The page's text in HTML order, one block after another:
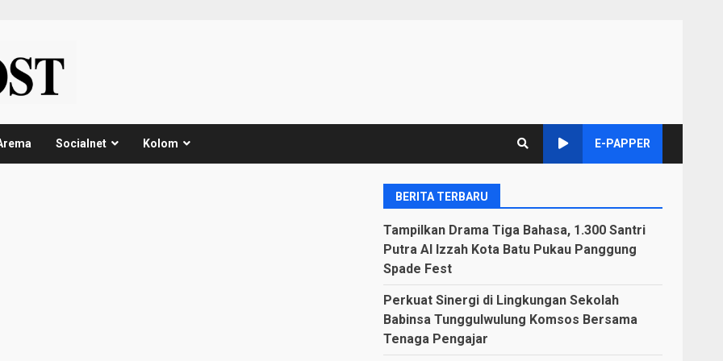
Socialnet Kolom E-PAPPER
BERITA TERBARU
Tampilkan Drama Tiga Bahasa, 1.300 Santri
Putra Al Izzah Kota Batu Pukau Panggung
Spade Fest
Perkuat Sinergi di Lingkungan Sekolah
Babinsa Tunggulwulung Komsos Bersama
Tenaga Pengajar